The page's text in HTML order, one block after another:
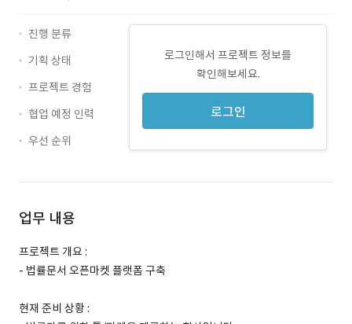
로그인해서 프로젝트 정보를
확인해보세요.
로그인
진행 분류
기획 상태
프로젝트 경험
협업 예정 인력
우선 순위
업무 내용
프로젝트 개요 :
- 법률문서 오픈마켓 플랫폼 구축
현재 준비 상황 :